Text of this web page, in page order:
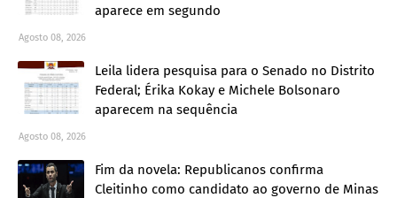
aparece em segundo
Agosto 08, 2026
Leila lidera pesquisa para o Senado no Distrito
Federal; Érika Kokay e Michele Bolsonaro
aparecem na sequência
Agosto 08, 2026
Fim da novela: Republicanos confirma
Cleitinho como candidato ao governo de Minas